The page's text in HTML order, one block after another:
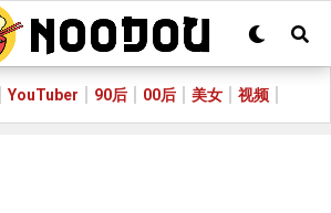
YouTuber 90后 00后 美女 视频